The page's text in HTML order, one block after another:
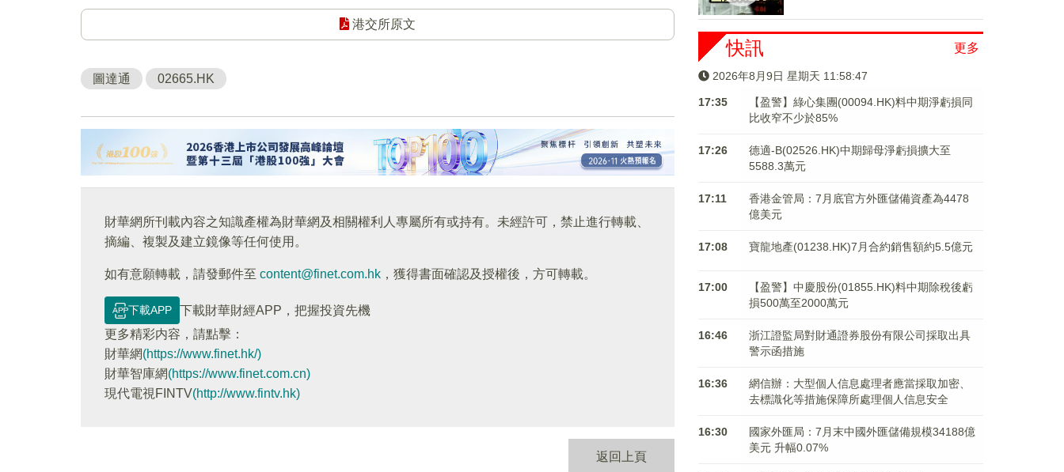
港交所原文
圖達通 02665.HK
財華網所刊載內容之知識產權為財華網及相關權利人專屬所有或持有。未經許可，禁止進行轉載、
摘編、複製及建立鏡像等任何使用。
如有意願轉載，請發郵件至 content@finet.com.hk ，獲得書面確認及授權後，方可轉載。
下載APP
下載財華財經APP，把握投資先機
更多精彩内容，請點擊：
財華網(https://www.finet.hk/)
財華智庫網(https://www.finet.com.cn)
現代電視FINTV(http://www.fintv.hk)
返回上頁
更多
快訊
2026年8月9日 星期天 11:58:47
17:35
【盈警】綠心集團(00094.HK)料中期淨虧損同
比收窄不少於85%
17:26
德適-B(02526.HK)中期歸母淨虧損擴大至
5588.3萬元
17:11
香港金管局：7月底官方外匯儲備資產為4478
億美元
17:08 寶龍地產(01238.HK)7月合約銷售額約5.5億元
17:00
【盈警】中慶股份(01855.HK)料中期除稅後虧
損500萬至2000萬元
16:46
浙江證監局對財通證券股份有限公司採取出具
警示函措施
16:36
網信辦：大型個人信息處理者應當採取加密、
去標識化等措施保障所處理個人信息安全
16:30
國家外匯局：7月末中國外匯儲備規模34188億
美元 升幅0.07%